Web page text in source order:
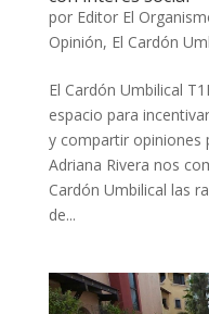
por Editor El
Opinión, El Cardón
El Cardón Umbilical
espacio para
y compartir opiniones
Adriana Rivera nos
Cardón Umbilical las
de...